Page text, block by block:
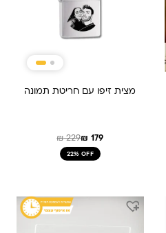
מצית זיפו עם חריטת תמונה
₪229₪ 179
22% OFF
המחיר
המחיר